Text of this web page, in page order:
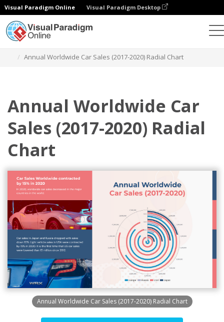
Visual Paradigm Online Visual Paradigm Desktop
Annual Worldwide Car Sales (2017-2020) Radial Chart
Annual Worldwide Car
Sales (2017-2020) Radial
Chart
Annual Worldwide Car Sales (2017-2020) Radial Chart